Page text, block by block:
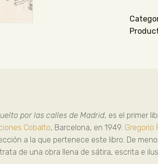
por las calles de Madrid, es el primer
Cobalto, Barcelona, en 1949. Gregorio
a la que pertenece este libro. De
de una obra llena de sátira, escrita e